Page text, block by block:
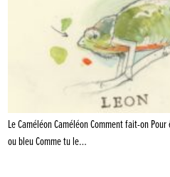
Le Caméléon Caméléon Comment fait-on
ou bleu Comme tu le…